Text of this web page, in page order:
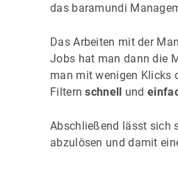
das baramundi
Das Arbeiten mit der
Jobs hat man dann die
man mit wenigen Klicks
Filternschnell und
Abschließend lässt sich
abzulösen und damit